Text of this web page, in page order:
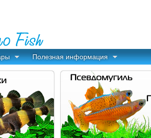
Полезная информация